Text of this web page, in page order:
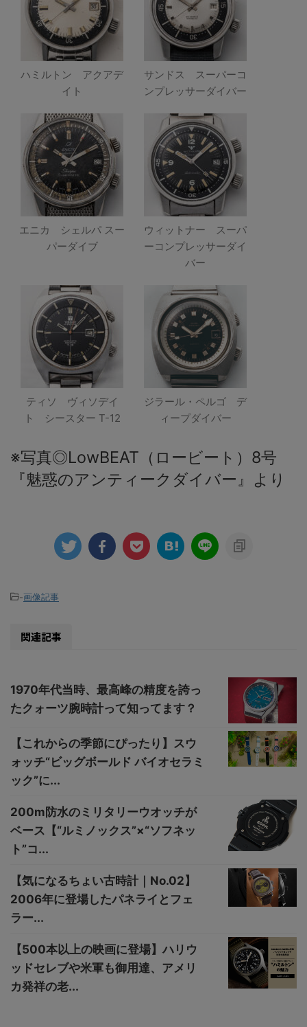
ハミルトン アクアデ
イト
サンドス スーパーコ
ンプレッサーダイバー
エニカ シェルパ スー
パーダイブ
ウィットナー スーパ
ーコンプレッサーダイ
バー
ティソ ヴィソデイ
ト シースター T-12
ジラール・ペルゴ デ
ィープダイバー
※写真◎LowBEAT（ロービート）8号
『魅惑のアンティークダイバー』より
-画像記事
関連記事
1970年代当時、最高峰の精度を誇っ
たクォーツ腕時計って知ってます？
【これからの季節にぴったり】スウ
ォッチ“ビッグボールド バイオセラミ
ック”に...
200m防水のミリタリーウオッチが
ベース【“ルミノックス”×“ソフネッ
ト”コ...
【気になるちょい古時計｜No.02】
2006年に登場したパネライとフェ
ラー...
【500本以上の映画に登場】ハリウ
ッドセレブや米軍も御用達、アメリ
カ発祥の老...